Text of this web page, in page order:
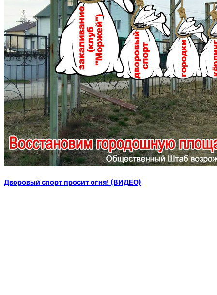
Дворовый спорт просит огня! (ВИДЕО)